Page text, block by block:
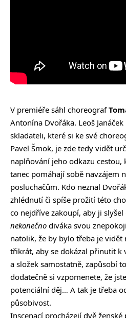
V premiéře sáhl choreograf
Antonína Dvořáka. Leoš
skladateli, které si ke své
Pavel Šmok, je zde tedy vidět
naplňování jeho odkazu cestou,
tanec pomáhají sobě navzájem
posluchačům. Kdo neznal
zhlédnutí či spíše prožití této
co nejdříve zakoupí, aby ji slyšel
nekonečno diváka svou
natolik, že by bylo třeba je
třikrát, aby se dokázal přinutit k
a složek samostatně, zapůsobí
dodatečně si vzpomenete, že
potenciální děj… A tak je třeba
působivost.
Inscenací procházejí dvě ženské